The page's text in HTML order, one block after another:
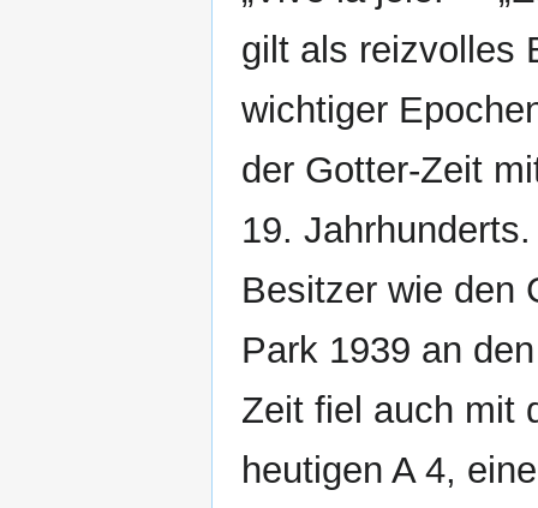
gilt als reizvolles
wichtiger
der Gotter-Zeit
19.
Besitzer wie den
Park 1939 an
Zeit fiel auch mit
heutigen A 4,